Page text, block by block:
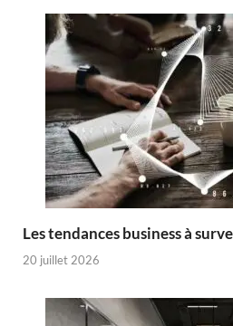
Les tendances business à
20 juillet 2026